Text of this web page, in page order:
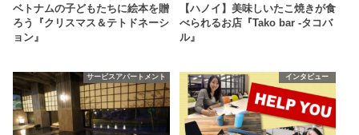
ベトナムの子どもたちに絵本を贈
ろう『クリスマス＆テトドネーシ
ョン』
【ハノイ】美味しいたこ焼きが食
べられるお店『Tako bar -タコバ
ル』
サービスアパートメント インタビュー